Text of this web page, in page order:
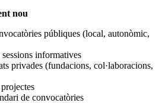
nou
públiques (local, autonòmic,
informatives
privades (fundacions, col·laboracions,
de convocatòries